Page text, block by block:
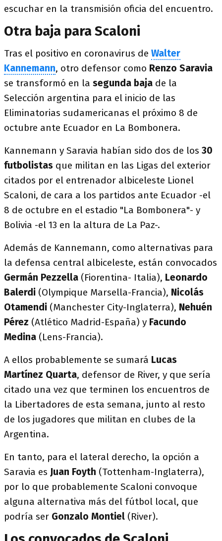
escuchar en la transmisión oficia del encuentro.
Otra baja para Scaloni
Tras el positivo en coronavirus de Walter
Kannemann, otro defensor como Renzo Saravia
se transformó en la segunda baja de la
Selección argentina para el inicio de las
Eliminatorias sudamericanas el próximo 8 de
octubre ante Ecuador en La Bombonera.
Kannemann y Saravia habían sido dos de los 30
futbolistas que militan en las Ligas del exterior
citados por el entrenador albiceleste Lionel
Scaloni, de cara a los partidos ante Ecuador -el
8 de octubre en el estadio "La Bombonera"- y
Bolivia -el 13 en la altura de La Paz-.
Además de Kannemann, como alternativas para
la defensa central albiceleste, están convocados
Germán Pezzella (Fiorentina- Italia), Leonardo
Balerdi (Olympique Marsella-Francia), Nicolás
Otamendi (Manchester City-Inglaterra), Nehuén
Pérez (Atlético Madrid-España) y Facundo
Medina (Lens-Francia).
A ellos probablemente se sumará Lucas
Martínez Quarta, defensor de River, y que sería
citado una vez que terminen los encuentros de
la Libertadores de esta semana, junto al resto
de los jugadores que militan en clubes de la
Argentina.
En tanto, para el lateral derecho, la opción a
Saravia es Juan Foyth (Tottenham-Inglaterra),
por lo que probablemente Scaloni convoque
alguna alternativa más del fútbol local, que
podría ser Gonzalo Montiel (River).